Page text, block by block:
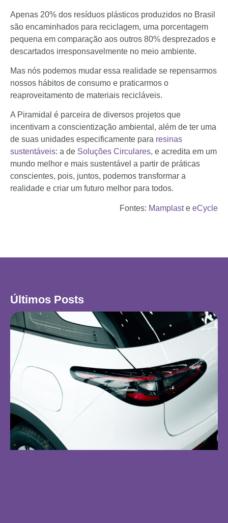
Apenas 20% dos resíduos plásticos produzidos no Brasil
são encaminhados para reciclagem, uma porcentagem
pequena em comparação aos outros 80% desprezados e
descartados irresponsavelmente no meio ambiente.
Mas nós podemos mudar essa realidade se repensarmos
nossos hábitos de consumo e praticarmos o
reaproveitamento de materiais recicláveis.
A Piramidal é parceira de diversos projetos que
incentivam a conscientização ambiental, além de ter uma
de suas unidades especificamente para resinas
sustentáveis: a de Soluções Circulares, e acredita em um
mundo melhor e mais sustentável a partir de práticas
conscientes, pois, juntos, podemos transformar a
realidade e criar um futuro melhor para todos.
Fontes: Mamplaste eCycle
Últimos Posts